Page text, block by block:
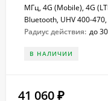
МГц, 4G (Mobile), 4G
Bluetooth, UHV 400-
Радиус действия: до
В НАЛИЧИИ
41 060 ₽